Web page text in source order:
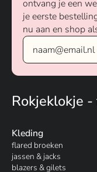
ontvang je een
je eerste
nu aan en shop
Rokjeklokje
Kleding
flared broeken
jassen & jacks
blazers & gilets